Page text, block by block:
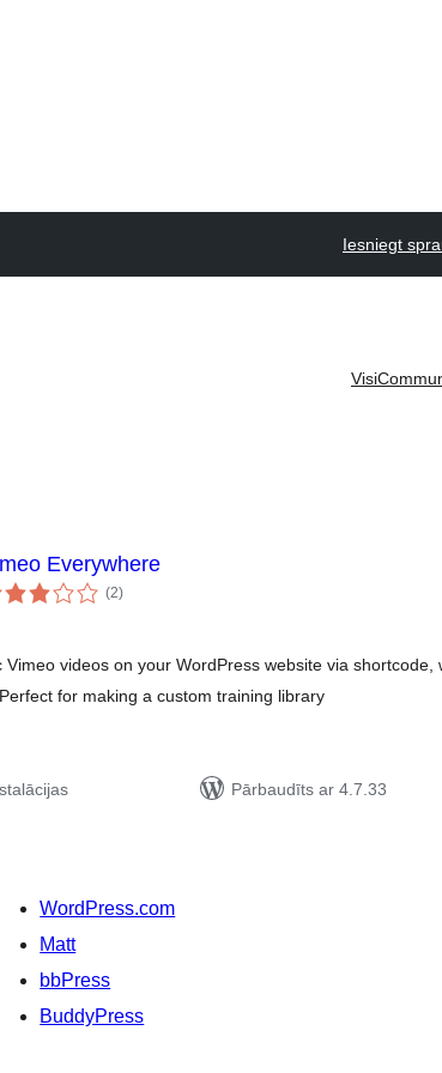
Iesniegt
Visi
Everywhere
(2vērtējumu
kopsumma
)
Vimeo videos on your WordPress website via shortcode,
for making a custom training library
Pārbaudīts ar 4.7.33
WordPress.com
Matt
bbPress
BuddyPress